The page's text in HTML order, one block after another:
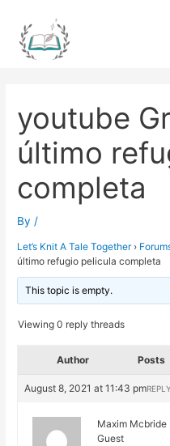
content
youtube
último
completa
By /
Let’s Knit A Tale Together ›
último refugio pelicula completa
This topic is empty.
Viewing 0 reply threads
Author Posts
August 8, 2021 at 11:43 pmREPLY
Maxim Mcbride
Guest